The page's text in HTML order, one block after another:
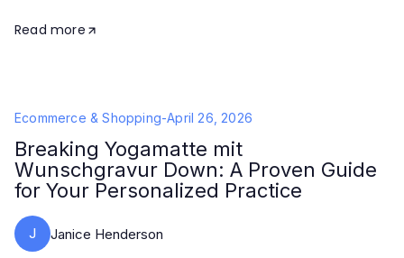
Read more
Ecommerce & Shopping-April 26, 2026
Breaking Yogamatte mit
Wunschgravur Down: A Proven Guide
for Your Personalized Practice
J Janice Henderson